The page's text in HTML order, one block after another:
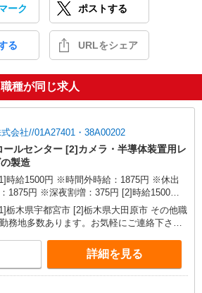
ーク ポストする
る URLをシェア
種が同じ求人
会社//01A27401・38A00202
ールセンター [2]カメラ・半導体装置用レ
製造
時給1500円 ※時間外時給：1875円 ※休出
円 ※深夜割増：375円 [2]時給1500円
外時給：1875円 ※休出時給：1875円 ※深
：375円
栃木県宇都宮市 [2]栃木県大田原市 その他職
務地多数あります。お気軽にご連絡下さい
栃木市、那須塩原市、矢板市、さくら市 【茨
ひたちなか市、下妻市、結城市、古河市、
、筑西市、北茨城市 【群馬県】伊勢崎市、
詳細を見る